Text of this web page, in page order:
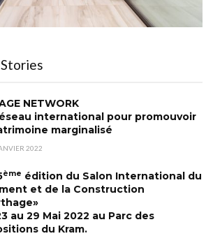
NETWORK
international pour promouvoir
marginalisé
2022
ème édition du Salon International du
et de la Construction
au 29 Mai 2022 au Parc des
du Kram.